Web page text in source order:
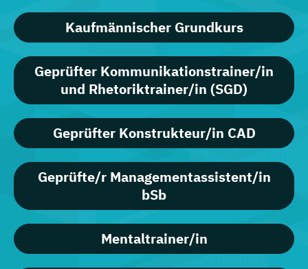
Kaufmännischer Grundkurs
Geprüfter Kommunikationstrainer/in
und Rhetoriktrainer/in (SGD)
Geprüfter Konstrukteur/in CAD
Geprüfte/r Managementassistent/in
bSb
Mentaltrainer/in